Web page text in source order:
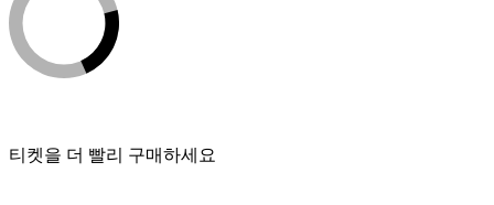
티켓을 더 빨리 구매하세요